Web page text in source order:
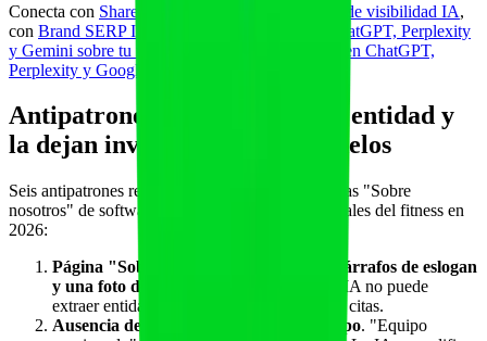
Conecta con Share of Model como métrica norte de visibilidad IA,
con Brand SERP IA: controlar la respuesta de ChatGPT, Perplexity
y Gemini sobre tu marca
medir menciones en ChatGPT,
Perplexity y Google AI
Antipatrones que destruyen la entidad y
la dejan invisible para los modelos
Seis antipatrones recurrentes que vemos en páginas "Sobre
nosotros" de software fitness B2B y de profesionales del fitness en
2026:
Página "Sobre nosotros" con solo dos párrafos de eslogan
y una foto del equipo en una azotea
. La IA no puede
extraer entidad. La página es invisible para citas.
Ausencia de cargos verificables del equipo. "Equipo